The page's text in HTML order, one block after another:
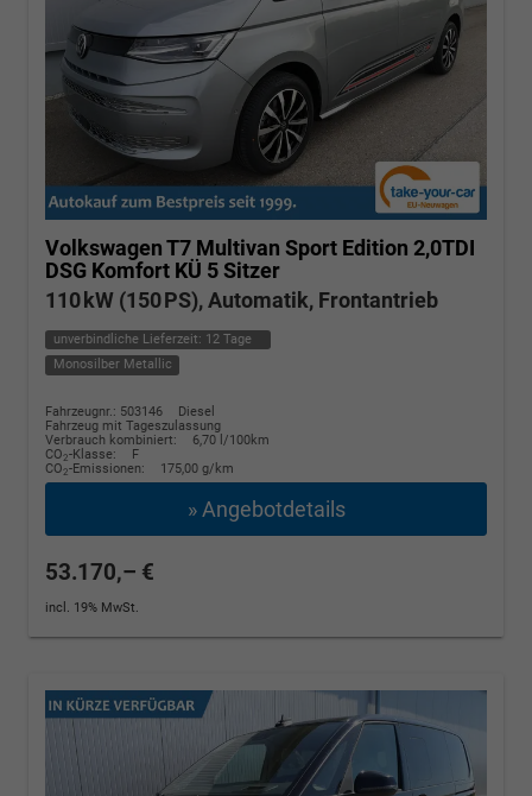
Volkswagen T7 Multivan Sport Edition 2,0TDI
DSG Komfort KÜ 5 Sitzer
110 kW (150 PS), Automatik, Frontantrieb
unverbindliche Lieferzeit: 12 Tage
Monosilber Metallic
Fahrzeugnr.: 503146
Diesel
Fahrzeug mit Tageszulassung
Verbrauch kombiniert:
6,70 l/100km
CO2-Klasse:
F
CO2-Emissionen: 175,00 g/km
» Angebotdetails
53.170,– €
incl. 19% MwSt.